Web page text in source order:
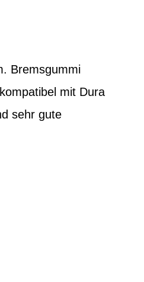
Bremsgummi
mit Dura
sehr gute